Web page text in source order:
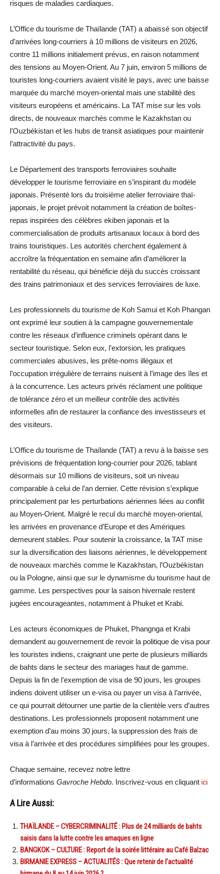
risques de maladies cardiaques.
L’Office du tourisme de Thaïlande (TAT) a abaissé son objectif
d’arrivées long-courriers à 10 millions de visiteurs en 2026,
contre 11 millions initialement prévus, en raison notamment
des tensions au Moyen-Orient. Au 7 juin, environ 5 millions de
touristes long-courriers avaient visité le pays, avec une baisse
marquée du marché moyen-oriental mais une stabilité des
visiteurs européens et américains. La TAT mise sur les vols
directs, de nouveaux marchés comme le Kazakhstan ou
l’Ouzbékistan et les hubs de transit asiatiques pour maintenir
l’attractivité du pays.
Le Département des transports ferroviaires souhaite
développer le tourisme ferroviaire en s’inspirant du modèle
japonais. Présenté lors du troisième atelier ferroviaire thaï-
japonais, le projet prévoit notamment la création de boîtes-
repas inspirées des célèbres ekiben japonais et la
commercialisation de produits artisanaux locaux à bord des
trains touristiques. Les autorités cherchent également à
accroître la fréquentation en semaine afin d’améliorer la
rentabilité du réseau, qui bénéficie déjà du succès croissant
des trains patrimoniaux et des services ferroviaires de luxe.
Les professionnels du tourisme de Koh Samui et Koh Phangan
ont exprimé leur soutien à la campagne gouvernementale
contre les réseaux d’influence criminels opérant dans le
secteur touristique. Selon eux, l’extorsion, les pratiques
commerciales abusives, les prête-noms illégaux et
l’occupation irrégulière de terrains nuisent à l’image des îles et
à la concurrence. Les acteurs privés réclament une politique
de tolérance zéro et un meilleur contrôle des activités
informelles afin de restaurer la confiance des investisseurs et
des visiteurs.
L’Office du tourisme de Thaïlande (TAT) a revu à la baisse ses
prévisions de fréquentation long-courrier pour 2026, tablant
désormais sur 10 millions de visiteurs, soit un niveau
comparable à celui de l’an dernier. Cette révision s’explique
principalement par les perturbations aériennes liées au conflit
au Moyen-Orient. Malgré le recul du marché moyen-oriental,
les arrivées en provenance d’Europe et des Amériques
demeurent stables. Pour soutenir la croissance, la TAT mise
sur la diversification des liaisons aériennes, le développement
de nouveaux marchés comme le Kazakhstan, l’Ouzbékistan
ou la Pologne, ainsi que sur le dynamisme du tourisme haut de
gamme. Les perspectives pour la saison hivernale restent
jugées encourageantes, notamment à Phuket et Krabi.
Les acteurs économiques de Phuket, Phangnga et Krabi
demandent au gouvernement de revoir la politique de visa pour
les touristes indiens, craignant une perte de plusieurs milliards
de bahts dans le secteur des mariages haut de gamme.
Depuis la fin de l’exemption de visa de 90 jours, les groupes
indiens doivent utiliser un e-visa ou payer un visa à l’arrivée,
ce qui pourrait détourner une partie de la clientèle vers d’autres
destinations. Les professionnels proposent notamment une
exemption d’au moins 30 jours, la suppression des frais de
visa à l’arrivée et des procédures simplifiées pour les groupes.
Chaque semaine, recevez notre lettre
d’informations Gavroche Hebdo. Inscrivez-vous en cliquant ici
A Lire Aussi:
THAÏLANDE – CYBERCRIMINALITÉ : Plus de 24 milliards de bahts
saisis dans la lutte contre les arnaques en ligne
BANGKOK – CULTURE : Report de la soirée littéraire au Café Balzac
BIRMANIE EXPRESS – ACTUALITÉS : Que retenir de l’actualité